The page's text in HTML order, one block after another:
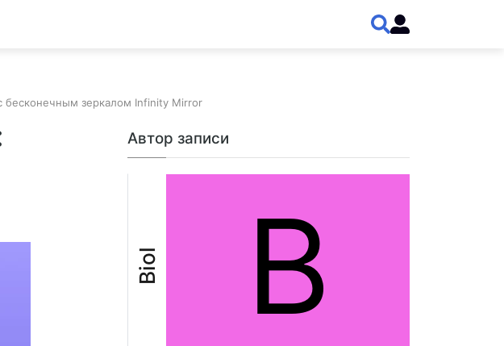
с бесконечным зеркалом Infinity Mirror
Автор записи
Biol B